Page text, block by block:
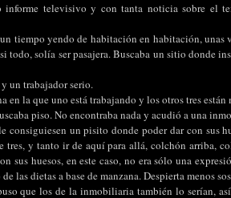
informe televisivo y con tanta noticia sobre el
tiempo yendo de habitación en habitación, unas
todo, solía ser pasajera. Buscaba un sitio donde
un trabajador serio.
en la que uno está trabajando y los otros tres
piso. No encontraba nada y acudió a una
consiguiesen un pisito donde poder dar con sus
tres, y tanto ir de aquí para allá, colchón arriba,
sus huesos, en este caso, no era sólo una
las dietas a base de manzana. Despierta menos
que los de la inmobiliaria también lo serían,